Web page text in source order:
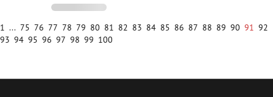
1 ... 75 76 77 78 79 80 81 82 83 84 85 86 87 88 89 90 91 92
93 94 95 96 97 98 99 100